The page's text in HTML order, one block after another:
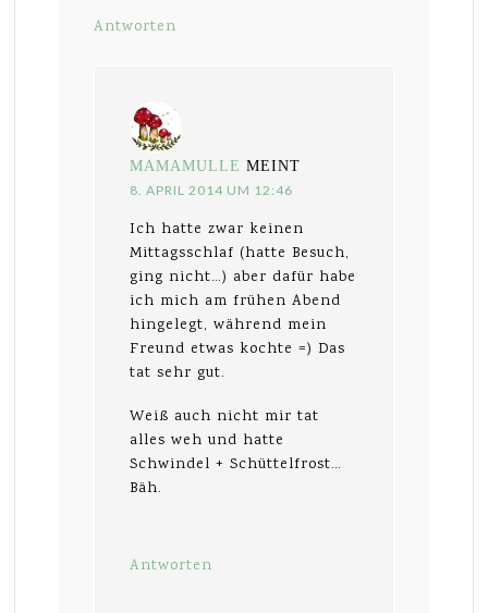
Antworten
MAMAMULLE MEINT
8. APRIL 2014 UM 12:46
Ich hatte zwar keinen
Mittagsschlaf (hatte Besuch,
ging nicht…) aber dafür habe
ich mich am frühen Abend
hingelegt, während mein
Freund etwas kochte =) Das
tat sehr gut.
Weiß auch nicht mir tat
alles weh und hatte
Schwindel + Schüttelfrost…
Bäh.
Antworten